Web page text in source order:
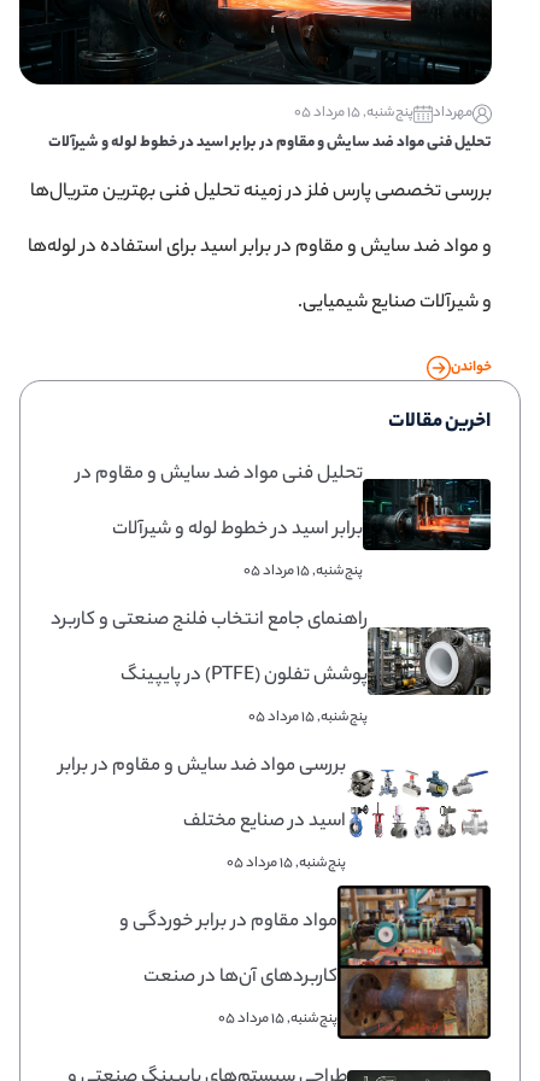
مهرداد پنج‌شنبه, 15 مرداد 05
تحلیل فنی مواد ضد سایش و مقاوم در برابر اسید در خطوط لوله و شیرآلات
بررسی تخصصی پارس فلز در زمینه تحلیل فنی بهترین متریال‌ها
و مواد ضد سایش و مقاوم در برابر اسید برای استفاده در لوله‌ها
و شیرآلات صنایع شیمیایی.
خواندن
اخرین مقالات
تحلیل فنی مواد ضد سایش و مقاوم در
برابر اسید در خطوط لوله و شیرآلات
پنج‌شنبه, 15 مرداد 05
راهنمای جامع انتخاب فلنج صنعتی و کاربرد
پوشش تفلون (PTFE) در پایپینگ
پنج‌شنبه, 15 مرداد 05
بررسی مواد ضد سایش و مقاوم در برابر
اسید در صنایع مختلف
پنج‌شنبه, 15 مرداد 05
مواد مقاوم در برابر خوردگی و
کاربردهای آن‌ها در صنعت
پنج‌شنبه, 15 مرداد 05